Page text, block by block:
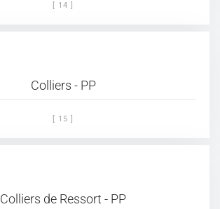
[ 14 ]
Colliers - PP
[ 15 ]
Colliers de Ressort - PP